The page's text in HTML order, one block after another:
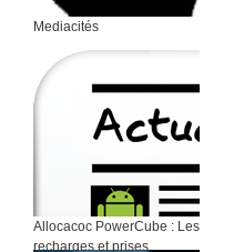
Mediacités
Allocacoc PowerCube : Les
recharges et prises